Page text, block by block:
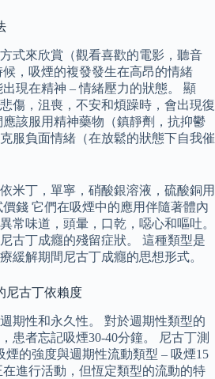
式來欣賞（觀看喜歡的電影，聽音
，吸煙的複發發生在高昂的情緒
現在精神 – 情緒壓力的狀態。 顯
傷，沮喪，不安和煩躁時，會出現復
該服用精神藥物（鎮靜劑，抗抑鬱
服負面情緒（在放鬆的狀態下自我催
米丁，單寧，硝酸銀溶液，硫酸銅用
錢 它們在吸煙中的應用伴隨著體內
常味道，頭暈，口乾，噁心和嘔吐。
古丁成癮的殘留症狀。 這種類型是
緩解期間尼古丁成癮的思想形式。
尼古丁依賴度
期性和永久性。 對於週期性類型的
患者忘記吸煙30-40分鐘。 尼古丁測
煙的強度與週期性流動類型 – 吸煙15
進行活動，但恆定類型的流動的特